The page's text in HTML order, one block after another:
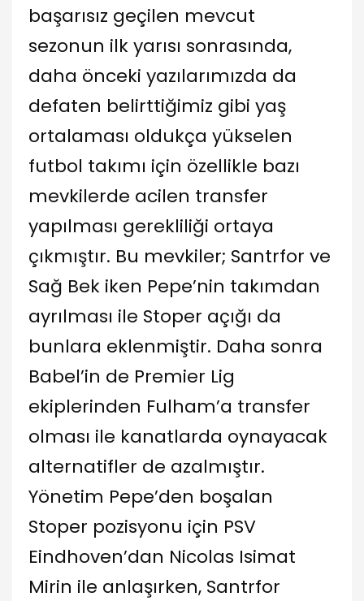
başarısız geçilen mevcut
sezonun ilk yarısı sonrasında,
daha önceki yazılarımızda da
defaten belirttiğimiz gibi yaş
ortalaması oldukça yükselen
futbol takımı için özellikle bazı
mevkilerde acilen transfer
yapılması gerekliliği ortaya
çıkmıştır. Bu mevkiler; Santrfor ve
Sağ Bek iken Pepe’nin takımdan
ayrılması ile Stoper açığı da
bunlara eklenmiştir. Daha sonra
Babel’in de Premier Lig
ekiplerinden Fulham’a transfer
olması ile kanatlarda oynayacak
alternatifler de azalmıştır.
Yönetim Pepe’den boşalan
Stoper pozisyonu için PSV
Eindhoven’dan Nicolas Isimat
Mirin ile anlaşırken, Santrfor